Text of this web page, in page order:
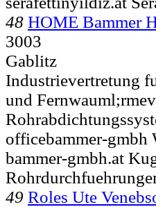
48 HOME Bammer
3003
Gablitz
Industrievertretung
und
officebammer-
bammer-gmbh.at
49 Roles Ute